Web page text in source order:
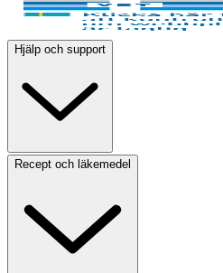
Hjälp och support
Recept och läkemedel